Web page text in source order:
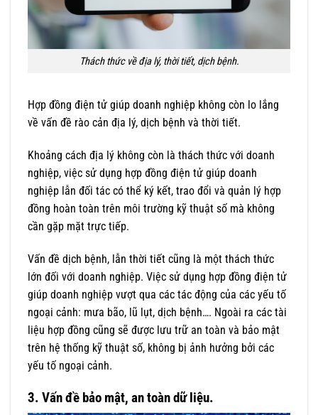
Thách thức về địa lý, thời tiết, dịch bệnh.
Hợp đồng điện tử giúp doanh nghiệp không còn lo lắng
về vấn đề rào cản địa lý, dịch bệnh và thời tiết.
Khoảng cách địa lý không còn là thách thức với doanh
nghiệp, việc sử dụng hợp đồng điện tử giúp doanh
nghiệp lẫn đối tác có thể ký kết, trao đổi và quản lý hợp
đồng hoàn toàn trên môi trường kỹ thuật số mà không
cần gặp mặt trực tiếp.
Vấn đề dịch bệnh, lẫn thời tiết cũng là một thách thức
lớn đối với doanh nghiệp. Việc sử dụng hợp đồng điện tử
giúp doanh nghiệp vượt qua các tác động của các yếu tố
ngoại cảnh: mưa bão, lũ lụt, dịch bệnh…. Ngoài ra các tài
liệu hợp đồng cũng sẽ được lưu trữ an toàn và bảo mật
trên hệ thống kỹ thuật số, không bị ảnh hưởng bởi các
yếu tố ngoại cảnh.
3. Vấn đề bảo mật, an toàn dữ liệu.